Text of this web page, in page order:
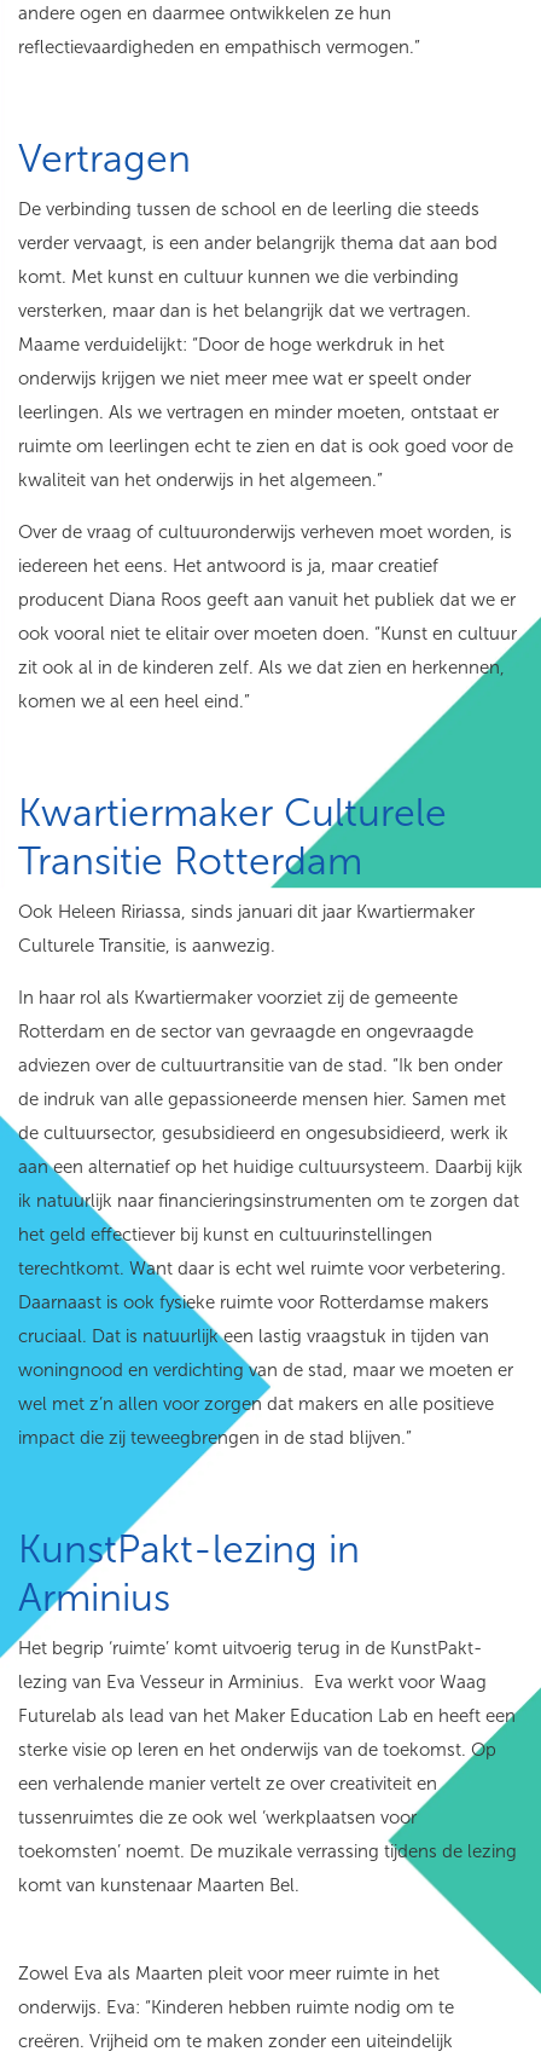
andere ogen en daarmee ontwikkelen ze hun
reflectievaardigheden en empathisch vermogen.”
Vertragen
De verbinding tussen de school en de leerling die steeds
verder vervaagt, is een ander belangrijk thema dat aan bod
komt. Met kunst en cultuur kunnen we die verbinding
versterken, maar dan is het belangrijk dat we vertragen.
Maame verduidelijkt: “Door de hoge werkdruk in het
onderwijs krijgen we niet meer mee wat er speelt onder
leerlingen. Als we vertragen en minder moeten, ontstaat er
ruimte om leerlingen echt te zien en dat is ook goed voor de
kwaliteit van het onderwijs in het algemeen.”
Over de vraag of cultuuronderwijs verheven moet worden, is
iedereen het eens. Het antwoord is ja, maar creatief
producent Diana Roos geeft aan vanuit het publiek dat we er
ook vooral niet te elitair over moeten doen. “Kunst en cultuur
zit ook al in de kinderen zelf. Als we dat zien en herkennen,
komen we al een heel eind.”
Kwartiermaker Culturele
Transitie Rotterdam
Ook Heleen Ririassa, sinds januari dit jaar Kwartiermaker
Culturele Transitie, is aanwezig.
In haar rol als Kwartiermaker voorziet zij de gemeente
Rotterdam en de sector van gevraagde en ongevraagde
adviezen over de cultuurtransitie van de stad. “Ik ben onder
de indruk van alle gepassioneerde mensen hier. Samen met
de cultuursector, gesubsidieerd en ongesubsidieerd, werk ik
aan een alternatief op het huidige cultuursysteem. Daarbij kijk
ik natuurlijk naar financieringsinstrumenten om te zorgen dat
het geld effectiever bij kunst en cultuurinstellingen
terechtkomt. Want daar is echt wel ruimte voor verbetering.
Daarnaast is ook fysieke ruimte voor Rotterdamse makers
cruciaal. Dat is natuurlijk een lastig vraagstuk in tijden van
woningnood en verdichting van de stad, maar we moeten er
wel met z’n allen voor zorgen dat makers en alle positieve
impact die zij teweegbrengen in de stad blijven.”
KunstPakt-lezing in
Arminius
Het begrip ‘ruimte’ komt uitvoerig terug in de KunstPakt-
lezing van Eva Vesseur in Arminius. Eva werkt voor Waag
Futurelab als lead van het Maker Education Lab en heeft een
sterke visie op leren en het onderwijs van de toekomst. Op
een verhalende manier vertelt ze over creativiteit en
tussenruimtes die ze ook wel ‘werkplaatsen voor
toekomsten’ noemt. De muzikale verrassing tijdens de lezing
komt van kunstenaar Maarten Bel.
Zowel Eva als Maarten pleit voor meer ruimte in het
onderwijs. Eva: “Kinderen hebben ruimte nodig om te
creëren. Vrijheid om te maken zonder een uiteindelijk